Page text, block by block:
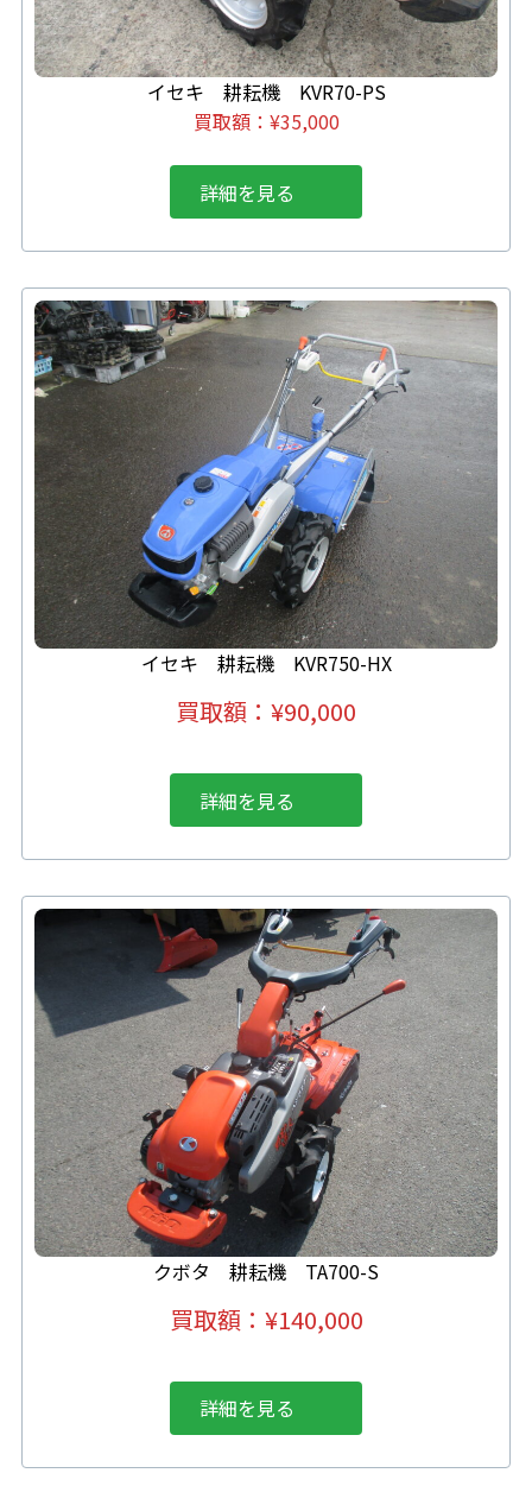
イセキ 耕耘機 KVR70-PS
買取額： ¥35,000
詳細を見る
イセキ 耕耘機 KVR750-HX
買取額： ¥90,000
詳細を見る
クボタ 耕耘機 TA700-S
買取額：¥140,000
詳細を見る